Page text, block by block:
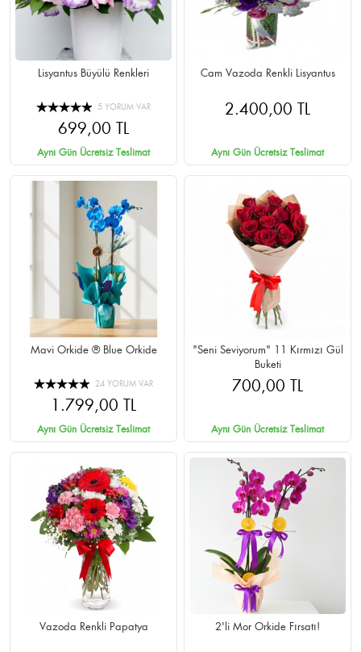
Lisyantus Büyülü Renkleri
5 YORUM VAR
699,00 TL
Aynı Gün Ücretsiz Teslimat
Cam Vazoda Renkli Lisyantus
2.400,00 TL
Aynı Gün Ücretsiz Teslimat
Mavi Orkide ® Blue Orkide
24 YORUM VAR
1.799,00 TL
Aynı Gün Ücretsiz Teslimat
"Seni Seviyorum" 11 Kırmızı Gül
Buketi
700,00 TL
Aynı Gün Ücretsiz Teslimat
Vazoda Renkli Papatya 2'li Mor Orkide Fırsatı!